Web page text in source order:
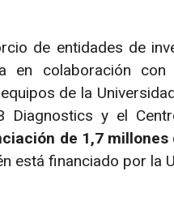
de entidades de
en colaboración
de la
Diagnostics y el
de 1,7 millones
está financiado por la